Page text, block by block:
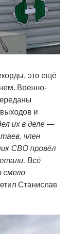
это ещё
Военно-
и
их в деле —
член
СВО провёл
Всё
смело
Станислав